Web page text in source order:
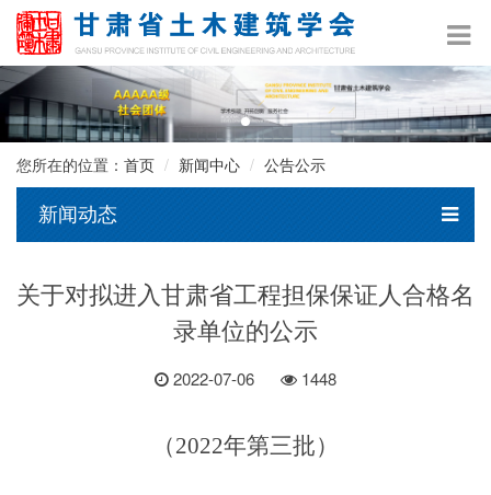
您所在的位置： 首页 新闻中心 公告公示
新闻动态
关于对拟进入甘肃省工程担保保证人合格名
录单位的公示
2022-07-06 1448
（2022年第三批）